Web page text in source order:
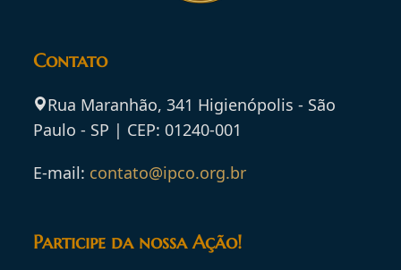
Contato
Rua Maranhão, 341 Higienópolis - São
Paulo - SP | CEP: 01240-001
E-mail: contato@ipco.org.br
Participe da nossa Ação!